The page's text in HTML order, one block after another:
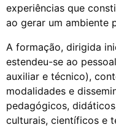
experiências que
ao gerar um ambiente
A formação, dirigida
estendeu-se ao
auxiliar e técnico),
modalidades e
pedagógicos,
culturais, científicos e